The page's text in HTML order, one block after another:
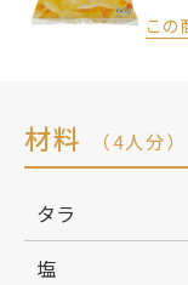
この
材料 （4人分）
タラ
塩